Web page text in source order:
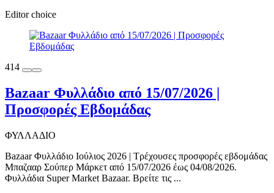
Editor choice
414
Bazaar Φυλλάδιο από 15/07/2026 |
Προσφορές Εβδομάδας
ΦΥΛΛΑΔΙΟ
Bazaar Φυλλάδιο Ιούλιος 2026 | Τρέχουσες προσφορές εβδομάδας
Μπαζααρ Σούπερ Μάρκετ από 15/07/2026 έως 04/08/2026.
Φυλλάδια Super Market Bazaar. Βρείτε τις ...